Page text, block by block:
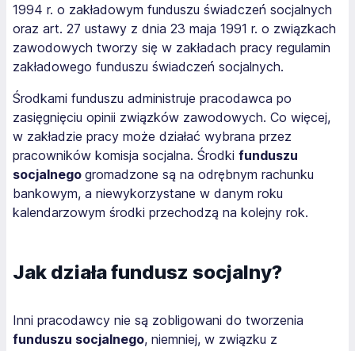
1994 r. o zakładowym funduszu świadczeń socjalnych
oraz art. 27 ustawy z dnia 23 maja 1991 r. o związkach
zawodowych tworzy się w zakładach pracy regulamin
zakładowego funduszu świadczeń socjalnych.
Środkami funduszu administruje pracodawca po
zasięgnięciu opinii związków zawodowych. Co więcej,
w zakładzie pracy może działać wybrana przez
pracowników komisja socjalna. Środki funduszu
socjalnego gromadzone są na odrębnym rachunku
bankowym, a niewykorzystane w danym roku
kalendarzowym środki przechodzą na kolejny rok.
Jak działa fundusz socjalny?
Inni pracodawcy nie są zobligowani do tworzenia
funduszu socjalnego, niemniej, w związku z